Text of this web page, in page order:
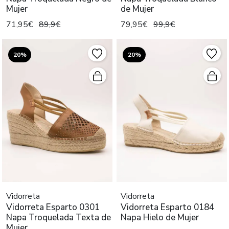
Mujer
71,95€ 89,9€
de Mujer
79,95€ 99,9€
20%
Vidorreta
Vidorreta Esparto 0301
Napa Troquelada Texta de
20%
Vidorreta
Vidorreta Esparto 0184
Napa Hielo de Mujer